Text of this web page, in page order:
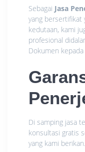
Sebagai Jasa
yang bersertifikat
kedutaan, kami
profesional
Dokumen kepada
Di samping jasa
konsultasi gratis
yang kami berikan.